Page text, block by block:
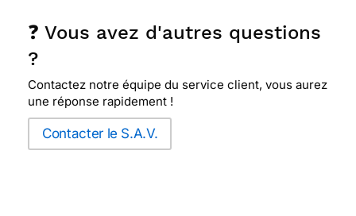
❓ Vous avez d'autres questions
?
Contactez notre équipe du service client, vous aurez
une réponse rapidement !
Contacter le S.A.V.